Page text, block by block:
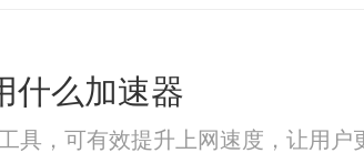
什么加速器
具，可有效提升上网速度，让用户